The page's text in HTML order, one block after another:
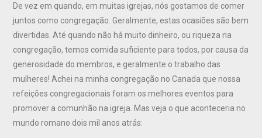
De vez em quando, em muitas igrejas, nós gostamos de comer
juntos como congregação. Geralmente, estas ocasiões são bem
divertidas. Até quando não há muito dinheiro, ou riqueza na
congregação, temos comida suficiente para todos, por causa da
generosidade do membros, e geralmente o trabalho das
mulheres! Achei na minha congregação no Canada que nossa
refeições congregacionais foram os melhores eventos para
promover a comunhão na igreja. Mas veja o que aconteceria no
mundo romano dois mil anos atrás: